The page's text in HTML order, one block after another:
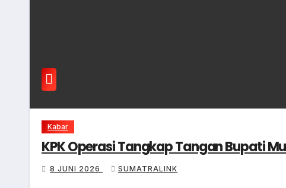
Kabar
KPK Operasi Tangkap Tangan Bupati
8 JUNI 2026 SUMATRALINK